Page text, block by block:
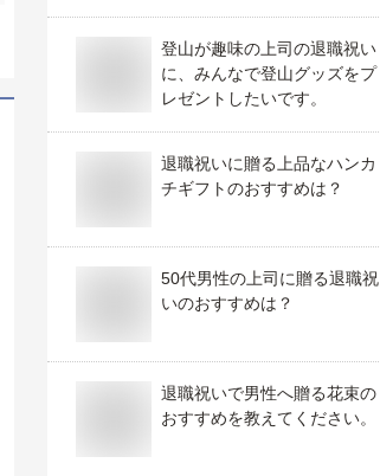
登山が趣味の上司の退職祝い
に、みんなで登山グッズをプ
レゼントしたいです。
退職祝いに贈る上品なハンカ
チギフトのおすすめは？
50代男性の上司に贈る退職祝
いのおすすめは？
退職祝いで男性へ贈る花束の
おすすめを教えてください。